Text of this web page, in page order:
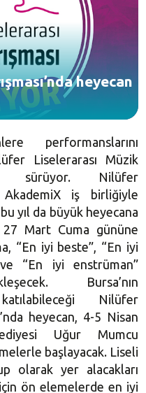
heyecan
performanslarını
Liselerarası Müzik
sürüyor. Nilüfer
AkademiX iş birliğiyle
yıl da büyük heyecana
27 Mart Cuma gününe
“En iyi beste”, “En iyi
“En iyi enstrüman”
Bursa’nın
Nilüfer
heyecan, 4-5 Nisan
Uğur Mumcu
başlayacak. Liseli
olarak yer alacakları
ön elemelerde en iyi